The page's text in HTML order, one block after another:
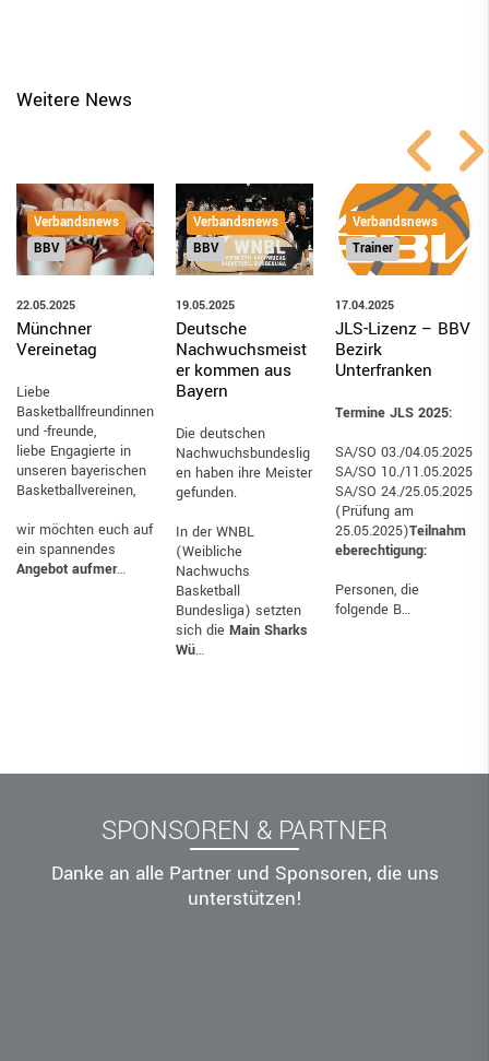
Weitere News
Verbandsnews
BBV
22.05.2025
Münchner
Vereinetag
Liebe
Basketballfreundinnen
und -freunde,
liebe Engagierte in
unseren bayerischen
Basketballvereinen,
wir möchten euch auf
ein spannendes
Angebot aufmer…
Verbandsnews
BBV
19.05.2025
Deutsche
Nachwuchsmeist
er kommen aus
Bayern
Die deutschen
Nachwuchsbundeslig
en haben ihre Meister
gefunden.
In der WNBL
(Weibliche
Nachwuchs
Basketball
Bundesliga) setzten
sich die Main Sharks
Wü…
Verbandsnews
Trainer
17.04.2025
JLS-Lizenz – BBV
Bezirk
Unterfranken
Termine JLS 2025:
SA/SO 03./04.05.2025
SA/SO 10./11.05.2025
SA/SO 24./25.05.2025
(Prüfung am
25.05.2025)Teilnahm
eberechtigung:
Personen, die
folgende B…
SPONSOREN & PARTNER
Danke an alle Partner und Sponsoren, die uns
unterstützen!